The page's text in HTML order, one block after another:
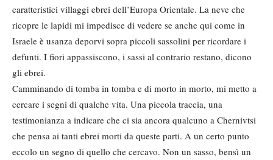
caratteristici villaggi ebrei dell’Europa Orientale. La neve che
ricopre le lapidi mi impedisce di vedere se anche qui come in
Israele è usanza deporvi sopra piccoli sassolini per ricordare i
defunti. I fiori appassiscono, i sassi al contrario restano, dicono
gli ebrei.
Camminando di tomba in tomba e di morto in morto, mi metto a
cercare i segni di qualche vita. Una piccola traccia, una
testimonianza a indicare che ci sia ancora qualcuno a Chernivtsi
che pensa ai tanti ebrei morti da queste parti. A un certo punto
eccolo un segno di quello che cercavo. Non un sasso, bensì un